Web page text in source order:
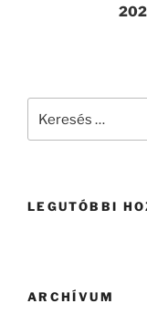
LEGUTÓBBI
ARCHÍVUM